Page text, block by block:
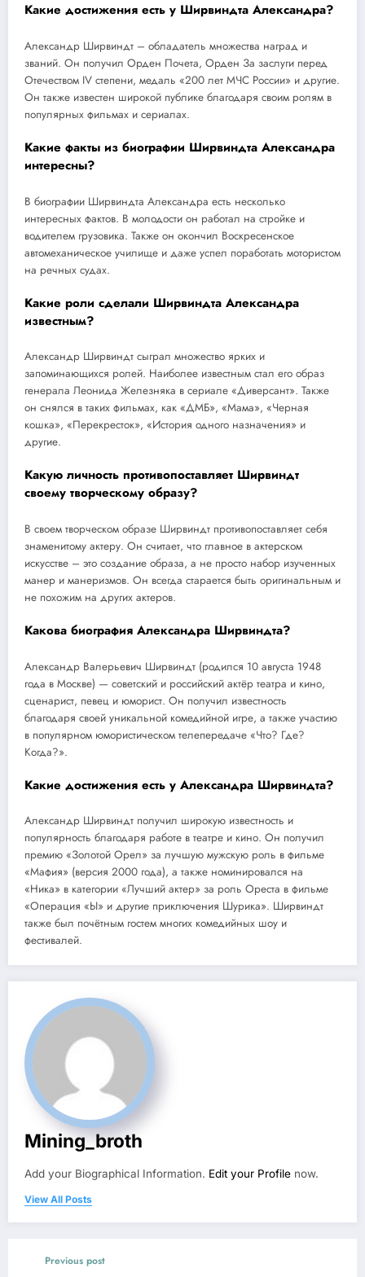
Какие достижения есть у Ширвиндта Александра?
Александр Ширвиндт – обладатель множества наград и
званий. Он получил Орден Почета, Орден За заслуги перед
Отечеством IV степени, медаль «200 лет МЧС России» и другие.
Он также известен широкой публике благодаря своим ролям в
популярных фильмах и сериалах.
Какие факты из биографии Ширвиндта Александра
интересны?
В биографии Ширвиндта Александра есть несколько
интересных фактов. В молодости он работал на стройке и
водителем грузовика. Также он окончил Воскресенское
автомеханическое училище и даже успел поработать мотористом
на речных судах.
Какие роли сделали Ширвиндта Александра
известным?
Александр Ширвиндт сыграл множество ярких и
запоминающихся ролей. Наиболее известным стал его образ
генерала Леонида Железняка в сериале «Диверсант». Также
он снялся в таких фильмах, как «ДМБ», «Мама», «Черная
кошка», «Перекресток», «История одного назначения» и
другие.
Какую личность противопоставляет Ширвиндт
своему творческому образу?
В своем творческом образе Ширвиндт противопоставляет себя
знаменитому актеру. Он считает, что главное в актерском
искусстве – это создание образа, а не просто набор изученных
манер и манеризмов. Он всегда старается быть оригинальным и
не похожим на других актеров.
Какова биография Александра Ширвиндта?
Александр Валерьевич Ширвиндт (родился 10 августа 1948
года в Москве) — советский и российский актёр театра и кино,
сценарист, певец и юморист. Он получил известность
благодаря своей уникальной комедийной игре, а также участию
в популярном юмористическом телепередаче «Что? Где?
Когда?».
Какие достижения есть у Александра Ширвиндта?
Александр Ширвиндт получил широкую известность и
популярность благодаря работе в театре и кино. Он получил
премию «Золотой Орел» за лучшую мужскую роль в фильме
«Мафия» (версия 2000 года), а также номинировался на
«Ника» в категории «Лучший актер» за роль Ореста в фильме
«Операция «Ы» и другие приключения Шурика». Ширвиндт
также был почётным гостем многих комедийных шоу и
фестивалей.
Mining_broth
Add your Biographical Information. Edit your Profile now.
View All Posts
Previous post